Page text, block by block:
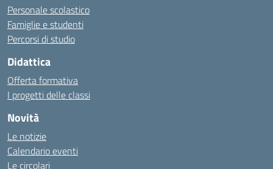
Personale scolastico
Famiglie e studenti
Percorsi di studio
Didattica
Offerta formativa
I progetti delle classi
Novità
Le notizie
Calendario eventi
Le circolari